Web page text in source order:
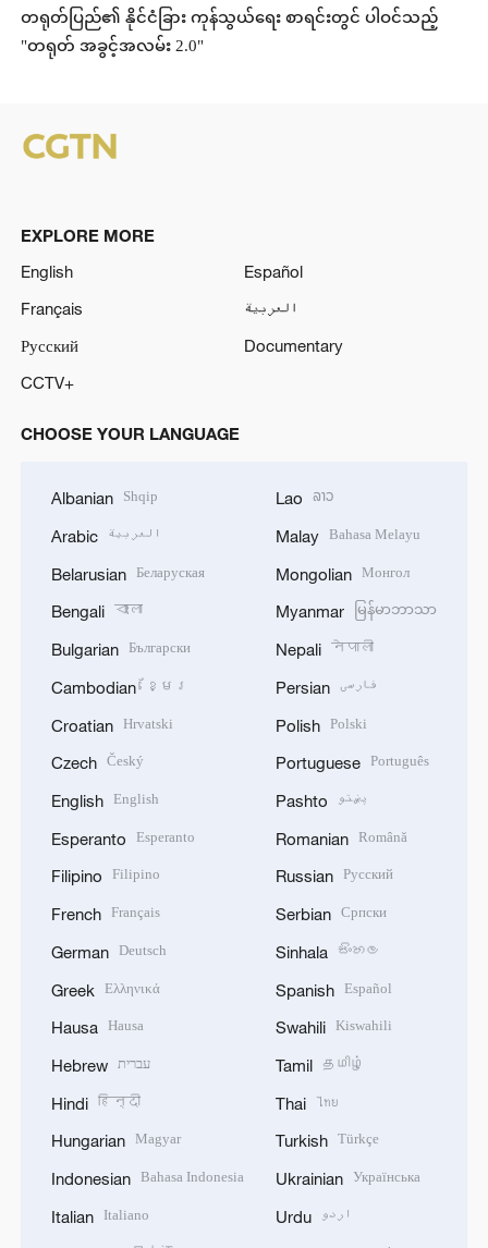
တရုတ်ပြည်၏ နိုင်ငံခြား ကုန်သွယ်ရေး စာရင်းတွင် ပါဝင်သည့်
"တရုတ် အခွင့်အလမ်း 2.0"
EXPLORE MORE
English
Español
Français
العربية
Русский
Documentary
CCTV+
CHOOSE YOUR LANGUAGE
Albanian Shqip
Arabic العربية
Belarusian Беларуская
Bengali বাংলা
Bulgarian Български
Cambodian ខ្មែរ
Croatian Hrvatski
Czech Český
English English
Esperanto Esperanto
Filipino Filipino
French Français
German Deutsch
Greek Ελληνικά
Hausa Hausa
Hebrew עברית
Hindi हिन्दी
Hungarian Magyar
Indonesian Bahasa Indonesia
Italian Italiano
Lao ລາວ
Malay Bahasa Melayu
Mongolian Монгол
Myanmar မြန်မာဘာသာ
Nepali नेपाली
Persian فارسی
Polish Polski
Portuguese Português
Pashto پښتو
Romanian Română
Russian Русский
Serbian Српски
Sinhala සිංහල
Spanish Español
Swahili Kiswahili
Tamil தமிழ்
Thai ไทย
Turkish Türkçe
Ukrainian Українська
Urdu اردو